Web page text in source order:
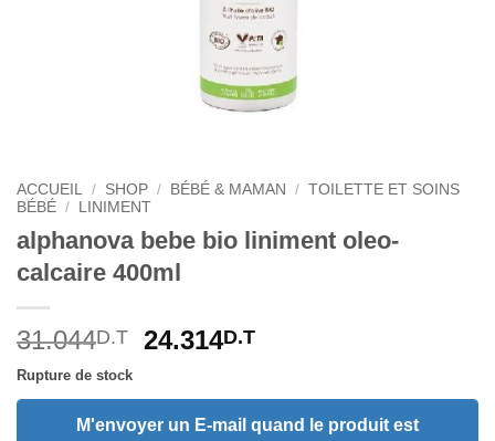
ACCUEIL / SHOP / BÉBÉ & MAMAN / TOILETTE ET SOINS
BÉBÉ / LINIMENT
alphanova bebe bio liniment oleo-
calcaire 400ml
31.044D.T
Le
initial
était :
24.314D.TLe
actuel
est :
Rupture de stock
M'envoyer un E-mail quand le produit est